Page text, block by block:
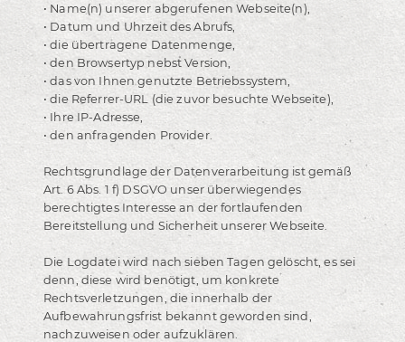
• Name(n) unserer abgerufenen Webseite(n),
• Datum und Uhrzeit des Abrufs,
• die übertragene Datenmenge,
• den Browsertyp nebst Version,
• das von Ihnen genutzte Betriebssystem,
• die Referrer-URL (die zuvor besuchte Webseite),
• Ihre IP-Adresse,
• den anfragenden Provider.
Rechtsgrundlage der Datenverarbeitung ist gemäß
Art. 6 Abs. 1 f) DSGVO unser überwiegendes
berechtigtes Interesse an der fortlaufenden
Bereitstellung und Sicherheit unserer Webseite.
Die Logdatei wird nach sieben Tagen gelöscht, es sei
denn, diese wird benötigt, um konkrete
Rechtsverletzungen, die innerhalb der
Aufbewahrungsfrist bekannt geworden sind,
nachzuweisen oder aufzuklären.